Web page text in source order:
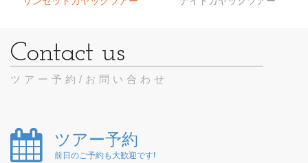
ツアー予約/お問い合わせ
ツアー予約
前日のご予約も大歓迎です!